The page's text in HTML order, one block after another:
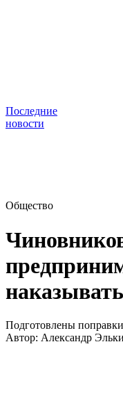
Последние
новости
Общество
Подготовлены
Автор: Александр